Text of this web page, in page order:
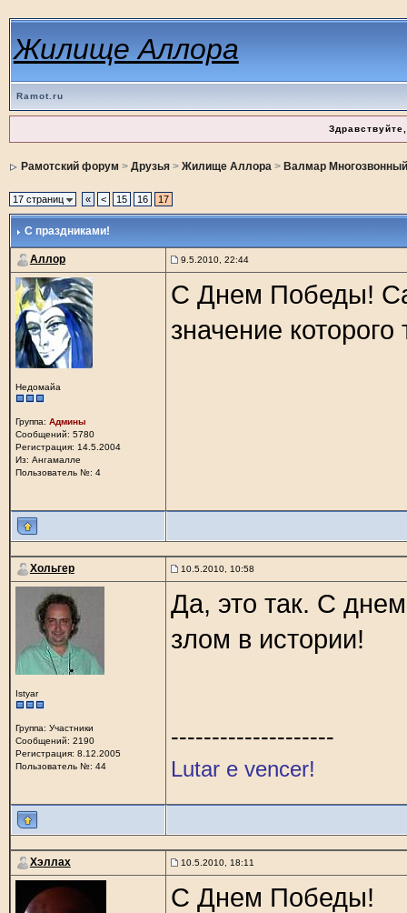
Жилище Аллора
Ramot.ru
Рамотский форум > Друзья> Жилище Аллора> Валмар Многозвонный
17 страниц « < 15 16 17
С праздниками!
Аллор 9.5.2010, 22:44
Недомайа
Группа: Админы
Сообщений: 5780
Регистрация: 14.5.2004
Из: Ангамалле
Пользователь №: 4
С Днем Победы!
значение
Хольгер 10.5.2010, 10:58
Istyar
Группа: Участники
Сообщений: 2190
Регистрация: 8.12.2005
Пользователь №: 44
Да, это так. С
злом в истории!
--------------------
Lutar e vencer!
Хэллах 10.5.2010, 18:11
С Днем Победы!